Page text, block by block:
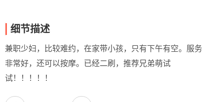
细节描述
兼职少妇，比较难约，在家带小孩，只有下午有空。服务
非常好，还可以按摩。已经二刷，推荐兄弟萌试
试！！！！！